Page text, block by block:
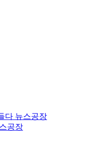
다 뉴스공장
공장